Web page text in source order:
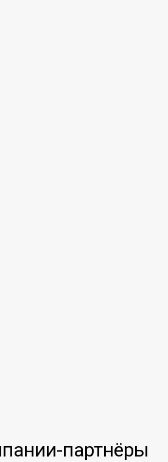
партнёры